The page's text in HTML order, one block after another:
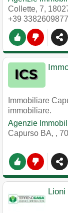
Collette, 7,
+39 3382609877
Immobiliare
immobiliare.
Agenzie
Capurso BA, ,
Lioni